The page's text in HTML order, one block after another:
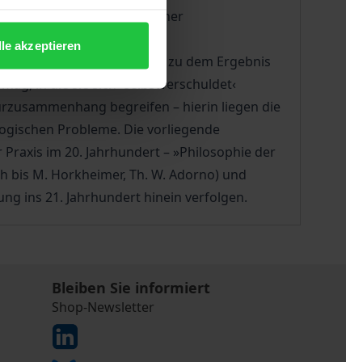
akzeptieren
das Interesse an einer
kritisch analysiert und zu dem Ergebnis
in die sie sich ›selbstverschuldet‹
begreifen – hierin liegen die
Probleme. Die vorliegende
im 20. Jahrhundert – »Philosophie der
bis M. Horkheimer, Th. W. Adorno) und
ins 21. Jahrhundert hinein verfolgen.
Bleiben Sie informiert
Shop-Newsletter